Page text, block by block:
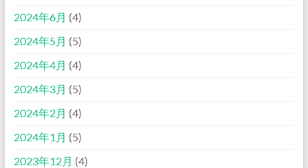
2024年6月 (4)
2024年5月 (5)
2024年4月 (4)
2024年3月 (5)
2024年2月 (4)
2024年1月 (5)
2023年12月 (4)